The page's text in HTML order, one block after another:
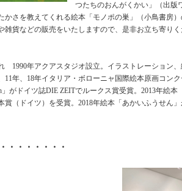
つたちのおんがくかい」（出版
かさを教えてくれる絵本「モノポの巣」（小鳥書房
雑貨などの販売をいたしますので、是非お立ち寄り
1990年アクアスタジオ設立。イラストレーション
11年、18年イタリア・ボローニャ国際絵本原画コン
」がドイツ誌DIE ZEITでルークス賞受賞。2013年絵本
賞（ドイツ）を受賞。2018年絵本「あかいふうせん
・・・・・・・